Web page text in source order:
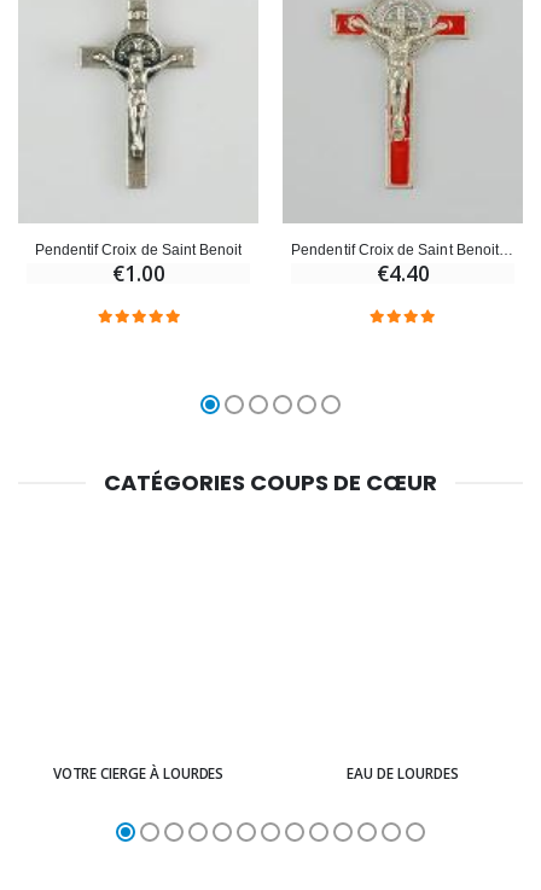
Pendentif Croix de Saint Benoit
€1.00
Pendentif Croix de Saint Benoit - Rouge - 5cm
€4.40
CATÉGORIES COUPS DE CŒUR
VOTRE CIERGE À LOURDES EAU DE LOURDES